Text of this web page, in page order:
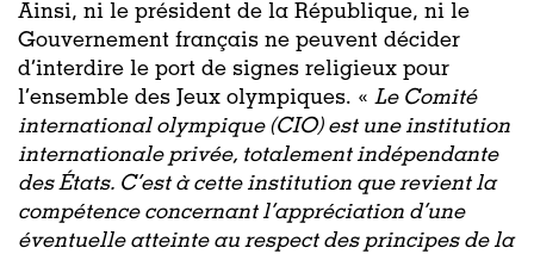
Ainsi, ni le président de la République, ni le
Gouvernement français ne peuvent décider
d’interdire le port de signes religieux pour
l’ensemble des Jeux olympiques. « Le Comité
international olympique (CIO) est une institution
internationale privée, totalement indépendante
des États. C’est à cette institution que revient la
compétence concernant l’appréciation d’une
éventuelle atteinte au respect des principes de la